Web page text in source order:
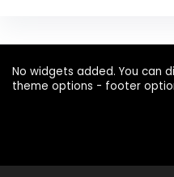
No widgets added. You can
theme options - footer